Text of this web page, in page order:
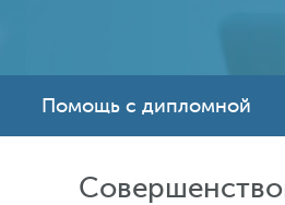
Помощь с дипломной